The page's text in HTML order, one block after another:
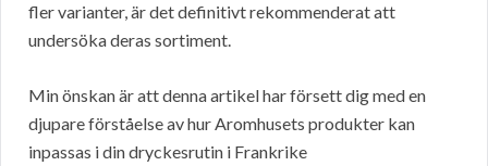
fler varianter, är det definitivt rekommenderat att
undersöka deras sortiment.
Min önskan är att denna artikel har försett dig med en
djupare förståelse av hur Aromhusets produkter kan
inpassas i din dryckesrutin i Frankrike